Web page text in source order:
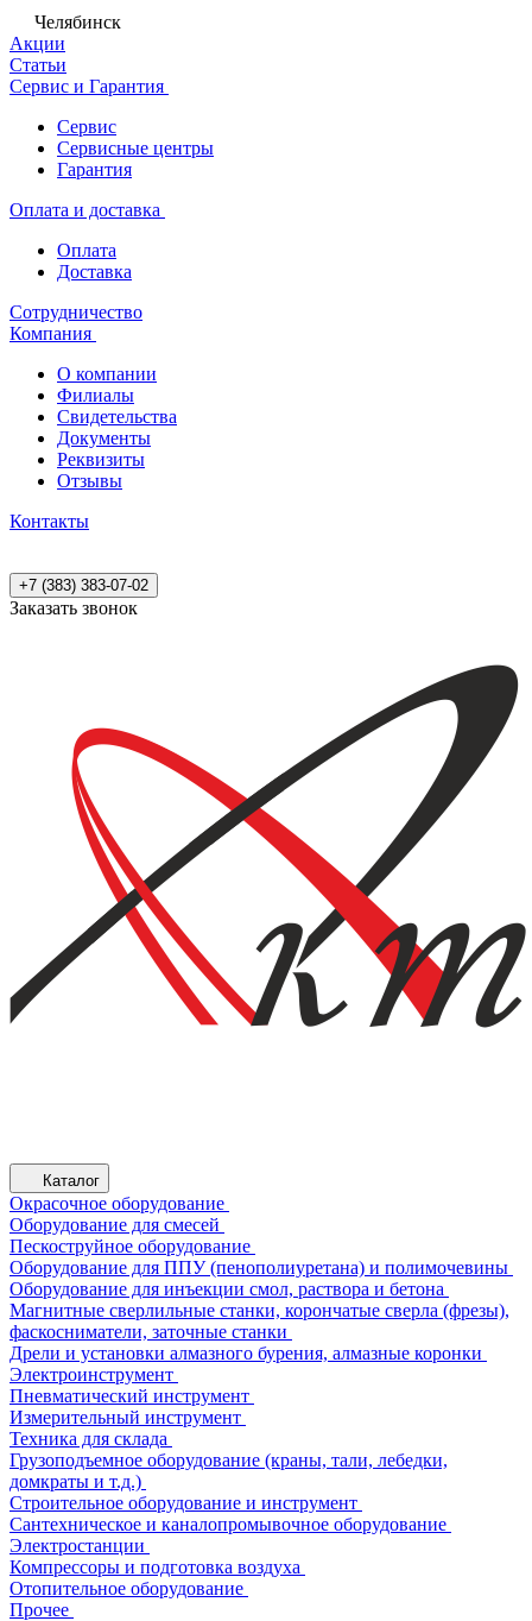
Челябинск
Акции
Статьи
Сервис и Гарантия
Сервис
Сервисные центры
Гарантия
Оплата и доставка
Оплата
Доставка
Сотрудничество
Компания
О компании
Филиалы
Свидетельства
Документы
Реквизиты
Отзывы
Контакты
+7 (383) 383-07-02
Заказать звонок
Каталог
Окрасочное оборудование
Оборудование для смесей
Пескоструйное оборудование
Оборудование для ППУ (пенополиуретана) и полимочевины
Оборудование для инъекции смол, раствора и бетона
Магнитные сверлильные станки, корончатые сверла (фрезы),
фаскосниматели, заточные станки
Дрели и установки алмазного бурения, алмазные коронки
Электроинструмент
Пневматический инструмент
Измерительный инструмент
Техника для склада
Грузоподъемное оборудование (краны, тали, лебедки,
домкраты и т.д.)
Строительное оборудование и инструмент
Сантехническое и каналопромывочное оборудование
Электростанции
Компрессоры и подготовка воздуха
Отопительное оборудование
Прочее